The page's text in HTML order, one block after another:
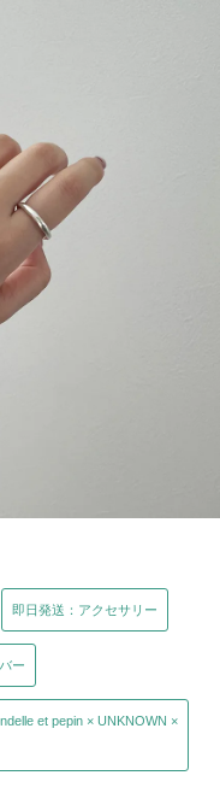
即日発送：アクセサリー
ー
et pepin × UNKNOWN ×